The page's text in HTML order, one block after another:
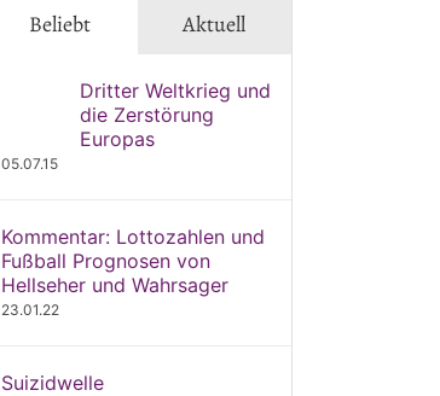
Beliebt Aktuell
Dritter Weltkrieg und
die Zerstörung
Europas
05.07.15
Kommentar: Lottozahlen und
Fußball Prognosen von
Hellseher und Wahrsager
23.01.22
Suizidwelle